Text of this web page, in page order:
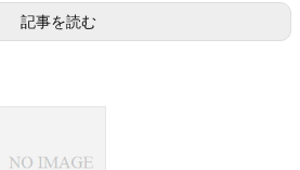
記事を読む